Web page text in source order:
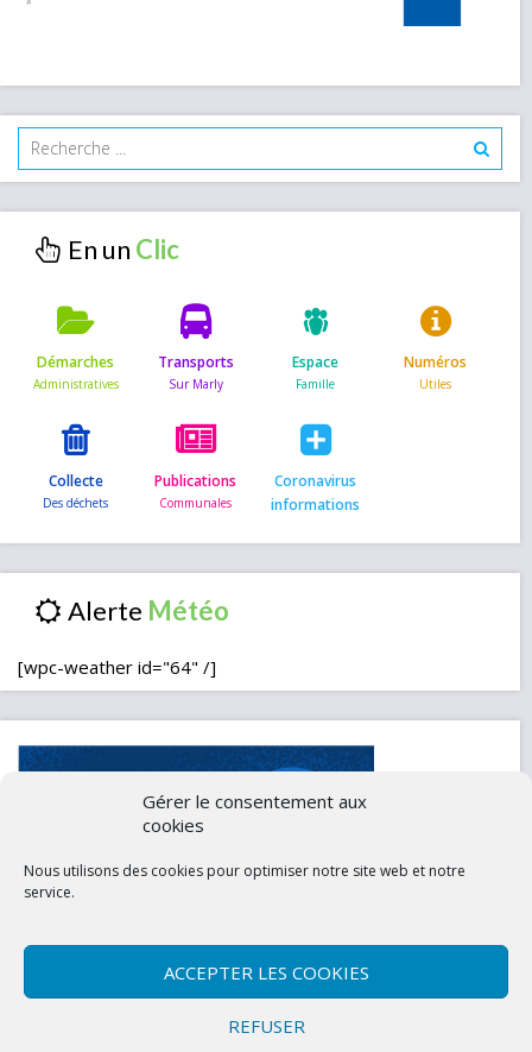
Gérer le consentement aux
cookies
Nous utilisons des cookies pour optimiser notre site web et notre
service.
ACCEPTER LES COOKIES
REFUSER
En un
Démarches Transports Espace Numéros
Collecte Publications
Coronavirus
informations
Alerte
[wpc-weather id="64" /]
Politique de confidentialité (UE)